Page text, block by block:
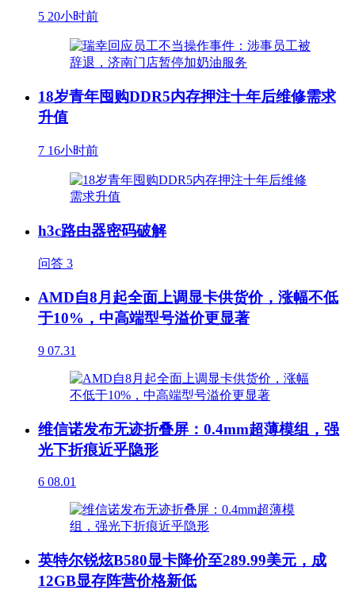
5 20小时前
18岁青年囤购DDR5内存押注十年后维修需求
升值
7 16小时前
h3c路由器密码破解
问答 3
AMD自8月起全面上调显卡供货价，涨幅不低
于10%，中高端型号溢价更显著
9 07.31
维信诺发布无迹折叠屏：0.4mm超薄模组，强
光下折痕近乎隐形
6 08.01
英特尔锐炫B580显卡降价至289.99美元，成
12GB显存阵营价格新低